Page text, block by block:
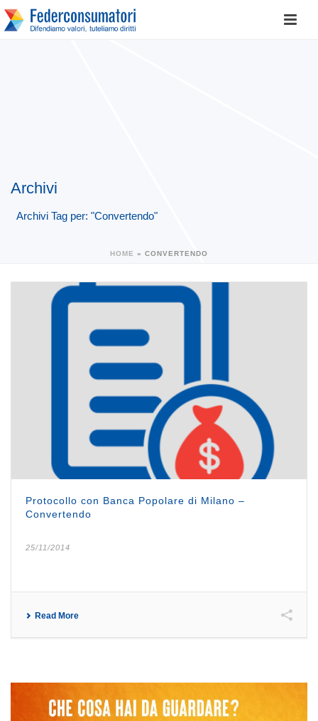
Archivi
Archivi Tag per: "Convertendo"
HOME » CONVERTENDO
Protocollo con Banca Popolare di Milano –
Convertendo
25/11/2014
Read More